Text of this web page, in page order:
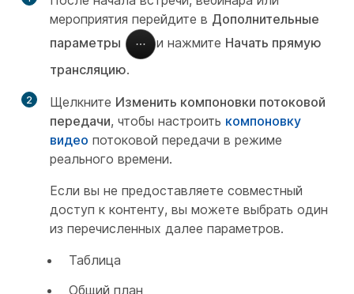
мероприятия перейдите в Дополнительные
параметры
и нажмите Начать прямую
трансляцию.
2 Щелкните Изменить компоновки потоковой
передачи, чтобы настроить компоновку
видео потоковой передачи в режиме
реального времени.
Если вы не предоставляете совместный
доступ к контенту, вы можете выбрать один
из перечисленных далее параметров.
Таблица
Общий план